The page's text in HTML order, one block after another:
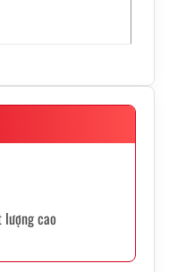
lượng cao